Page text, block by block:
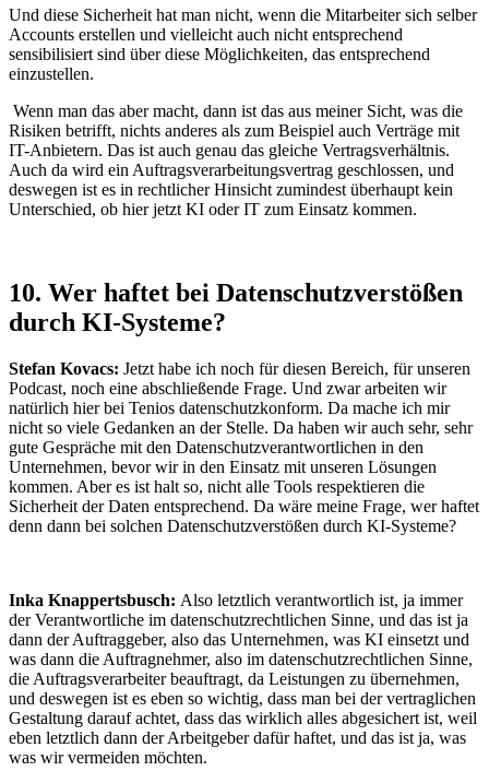
Und diese Sicherheit hat man nicht, wenn die Mitarbeiter sich selber
Accounts erstellen und vielleicht auch nicht entsprechend
sensibilisiert sind über diese Möglichkeiten, das entsprechend
einzustellen.
Wenn man das aber macht, dann ist das aus meiner Sicht, was die
Risiken betrifft, nichts anderes als zum Beispiel auch Verträge mit
IT-Anbietern. Das ist auch genau das gleiche Vertragsverhältnis.
Auch da wird ein Auftragsverarbeitungsvertrag geschlossen, und
deswegen ist es in rechtlicher Hinsicht zumindest überhaupt kein
Unterschied, ob hier jetzt KI oder IT zum Einsatz kommen.
10. Wer haftet bei Datenschutzverstößen
durch KI-Systeme?
Stefan Kovacs: Jetzt habe ich noch für diesen Bereich, für unseren
Podcast, noch eine abschließende Frage. Und zwar arbeiten wir
natürlich hier bei Tenios datenschutzkonform. Da mache ich mir
nicht so viele Gedanken an der Stelle. Da haben wir auch sehr, sehr
gute Gespräche mit den Datenschutzverantwortlichen in den
Unternehmen, bevor wir in den Einsatz mit unseren Lösungen
kommen. Aber es ist halt so, nicht alle Tools respektieren die
Sicherheit der Daten entsprechend. Da wäre meine Frage, wer haftet
denn dann bei solchen Datenschutzverstößen durch KI-Systeme?
Inka Knappertsbusch: Also letztlich verantwortlich ist, ja immer
der Verantwortliche im datenschutzrechtlichen Sinne, und das ist ja
dann der Auftraggeber, also das Unternehmen, was KI einsetzt und
was dann die Auftragnehmer, also im datenschutzrechtlichen Sinne,
die Auftragsverarbeiter beauftragt, da Leistungen zu übernehmen,
und deswegen ist es eben so wichtig, dass man bei der vertraglichen
Gestaltung darauf achtet, dass das wirklich alles abgesichert ist, weil
eben letztlich dann der Arbeitgeber dafür haftet, und das ist ja, was
was wir vermeiden möchten.